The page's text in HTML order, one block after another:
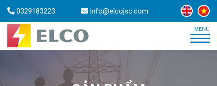
0329183223 info@elcojsc.com